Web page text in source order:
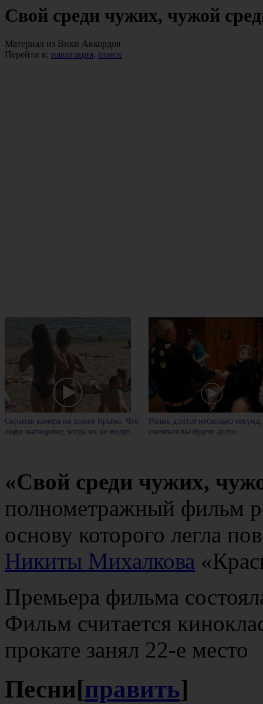
Свой среди чужих, чужой
Материал из Вики Аккордов
Перейти к: навигация, поиск
Скрытая камера на пляже Крыма: Что
люди вытворяют, когда их не видят...
Ролик длится несколько
смеяться вы будете долго
«Свой среди чужих,
полнометражный фильм
основу которого легла
Никиты Михалкова
Премьера фильма
Фильм считается
прокате занял 22-е место
Песни[править]